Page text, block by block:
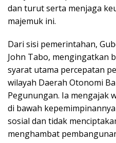
dan turut serta menjaga
majemuk ini.
Dari sisi pemerintahan,
John Tabo, mengingatkan
syarat utama percepatan
wilayah Daerah Otonomi
Pegunungan. Ia mengajak
di bawah
sosial dan tidak
menghambat